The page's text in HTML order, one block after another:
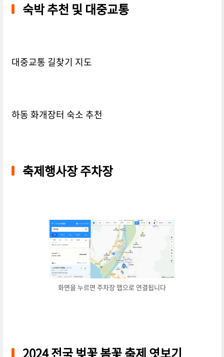
숙박 추천 및 대중교통
대중교통 길찾기 지도
하동 화개장터 숙소 추천
축제행사장 주차장
화면을 누르면 주차장 맵으로 연결됩니다
2024 전국 벚꽃 봄꽃 축제 엿보기